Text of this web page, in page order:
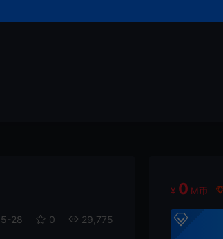
28 0 29,775
¥ 0 M币